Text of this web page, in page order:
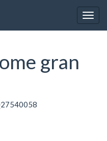
gran